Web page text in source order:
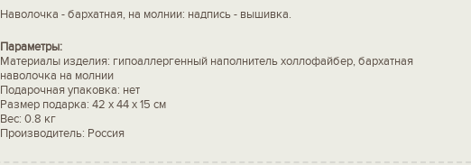
Наволочка - бархатная, на молнии: надпись - вышивка.
Параметры:
Материалы изделия: гипоаллергенный наполнитель холлофайбер, бархатная
наволочка на молнии
Подарочная упаковка: нет
Размер подарка: 42 х 44 х 15 см
Вес: 0.8 кг
Производитель: Россия